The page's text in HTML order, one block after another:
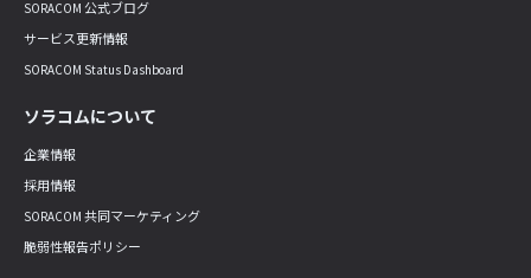
SORACOM 公式ブログ
サービス更新情報
SORACOM Status Dashboard
ソラコムについて
企業情報
採用情報
SORACOM 共同マーケティング
脆弱性報告ポリシー